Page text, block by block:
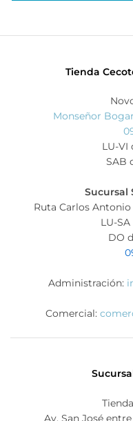
Tienda
Monseñor
LU-VI
SAB
Sucursal
Ruta Carlos
LU-
DO
Administración:
Comercial:
Av. San José